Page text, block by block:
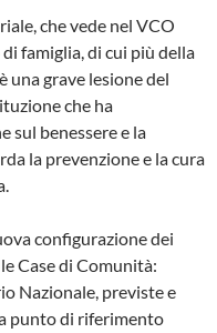
che vede nel VCO
famiglia, di cui più della
una grave lesione del
che ha
sul benessere e la
la prevenzione e la cura
configurazione dei
Case di Comunità:
Nazionale, previste e
punto di riferimento